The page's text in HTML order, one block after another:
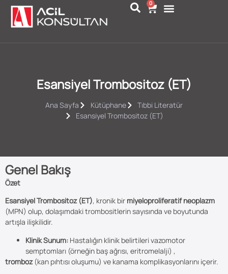
0
Esansiyel Trombositoz (ET)
Ana Sayfa Kütüphane
Tıbbi Literatür
Esansiyel Trombositoz (ET)
Genel Bakış
Özet
Esansiyel Trombositoz (ET), kronik bir miyelo­proliferatif neoplazm
(MPN) olup, dolaşımdaki trombositlerin sayısında ve boyutunda
artışla ilişkilidir.
Klinik Sunum: Hastalığın klinik belirtileri vazomotor
semptomları (örneğin baş ağrısı, eritromelalji) ,
tromboz(kan pıhtısı oluşumu) ve kanama komplikasyonlarını içerir.